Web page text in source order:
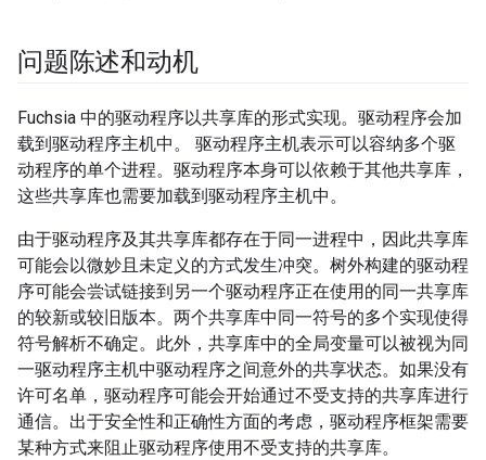
问题陈述和动机
Fuchsia 中的驱动程序以共享库的形式实现。驱动程序会加
载到驱动程序主机中。 驱动程序主机表示可以容纳多个驱
动程序的单个进程。驱动程序本身可以依赖于其他共享库，
这些共享库也需要加载到驱动程序主机中。
由于驱动程序及其共享库都存在于同一进程中，因此共享库
可能会以微妙且未定义的方式发生冲突。树外构建的驱动程
序可能会尝试链接到另一个驱动程序正在使用的同一共享库
的较新或较旧版本。两个共享库中同一符号的多个实现使得
符号解析不确定。此外，共享库中的全局变量可以被视为同
一驱动程序主机中驱动程序之间意外的共享状态。如果没有
许可名单，驱动程序可能会开始通过不受支持的共享库进行
通信。出于安全性和正确性方面的考虑，驱动程序框架需要
某种方式来阻止驱动程序使用不受支持的共享库。